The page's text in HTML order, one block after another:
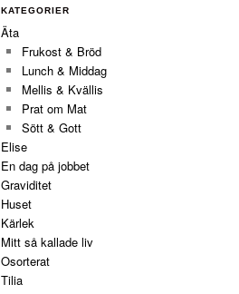
KATEGORIER
Äta
Frukost & Bröd
Lunch & Middag
Mellis & Kvällis
Prat om Mat
Sött & Gott
Elise
En dag på jobbet
Graviditet
Huset
Kärlek
Mitt så kallade liv
Osorterat
Tilia